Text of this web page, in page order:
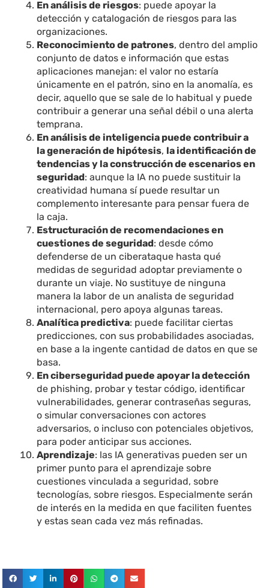
En análisis de riesgos: puede apoyar la
detección y catalogación de riesgos para las
organizaciones.
Reconocimiento de patrones, dentro del amplio
conjunto de datos e información que estas
aplicaciones manejan: el valor no estaría
únicamente en el patrón, sino en la anomalía, es
decir, aquello que se sale de lo habitual y puede
contribuir a generar una señal débil o una alerta
temprana.
En análisis de inteligencia puede contribuir a
la generación de hipótesis, la identificación de
tendencias y la construcción de escenarios en
seguridad: aunque la IA no puede sustituir la
creatividad humana sí puede resultar un
complemento interesante para pensar fuera de
la caja.
Estructuración de recomendaciones en
cuestiones de seguridad: desde cómo
defenderse de un ciberataque hasta qué
medidas de seguridad adoptar previamente o
durante un viaje. No sustituye de ninguna
manera la labor de un analista de seguridad
internacional, pero apoya algunas tareas.
Analítica predictiva: puede facilitar ciertas
predicciones, con sus probabilidades asociadas,
en base a la ingente cantidad de datos en que se
basa.
En ciberseguridad puede apoyar la detección
de phishing, probar y testar código, identificar
vulnerabilidades, generar contraseñas seguras,
o simular conversaciones con actores
adversarios, o incluso con potenciales objetivos,
para poder anticipar sus acciones.
Aprendizaje: las IA generativas pueden ser un
primer punto para el aprendizaje sobre
cuestiones vinculada a seguridad, sobre
tecnologías, sobre riesgos. Especialmente serán
de interés en la medida en que faciliten fuentes
y estas sean cada vez más refinadas.